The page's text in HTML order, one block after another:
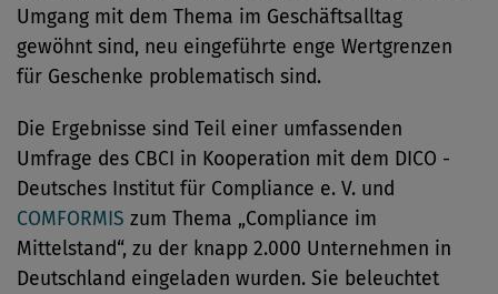
Umgang mit dem Thema im Geschäftsalltag
gewöhnt sind, neu eingeführte enge Wertgrenzen
für Geschenke problematisch sind.
Die Ergebnisse sind Teil einer umfassenden
Umfrage des CBCI in Kooperation mit dem DICO -
Deutsches Institut für Compliance e. V. und
COMFORMIS zum Thema „Compliance im
Mittelstand“, zu der knapp 2.000 Unternehmen in
Deutschland eingeladen wurden. Sie beleuchtet